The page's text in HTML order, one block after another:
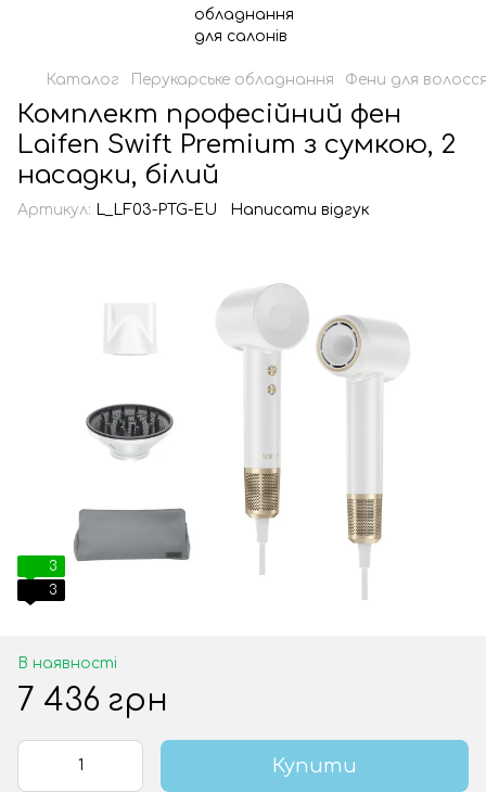
Каталог Перукарське обладнання Фени для
Комплект професійний фен
Laifen Swift Premium з сумкою, 2
насадки, білий
Артикул: L_LF03-PTG-EU Написати відгук
3
3
В наявності
7 436 грн
Купити